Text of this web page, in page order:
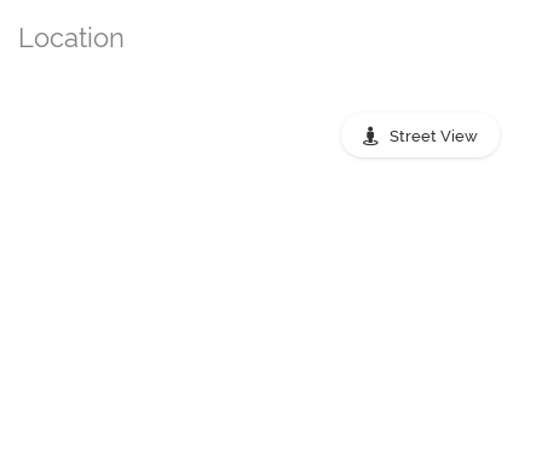
Location
Street View